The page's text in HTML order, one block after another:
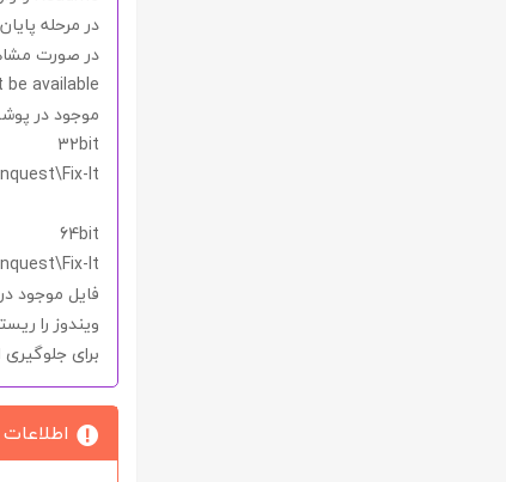
در مرحله
در صورت
available
موجود در
32bit
64bit
It
فایل موجود
ویندوز را
برای